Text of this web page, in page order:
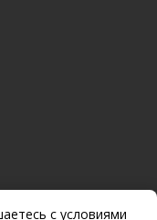
с условиями